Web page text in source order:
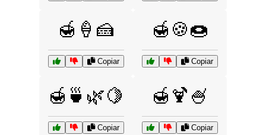
🍯🍦🍰
Copiar
🍯🍪🍩
Copiar
🍯🍵🌿🍋
Copiar
🍯🍹🍧
Copiar